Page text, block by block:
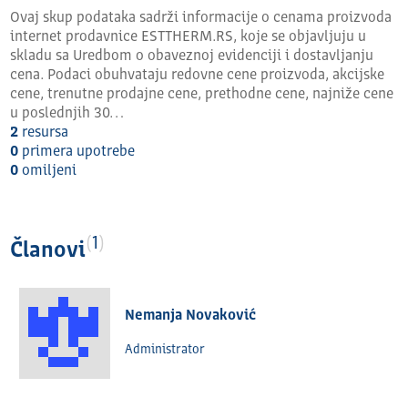
Objavljeni podaci namenjeni su automatskoj obradi,
preuzimanju, proveri i poređenju cena, u skladu sa
propisima Republike Srbije koji uređuju objavljivanje
cenovnika, elektronsku trgovinu i zaštitu potrošača.
Zvanična internet stranica organizacije:
https://www.lupus.rs
Kontakt email:
Ovaj skup podataka sadrži informacije o cenama proizvoda
internet prodavnice ESTTHERM.RS, koje se objavljuju u
skladu sa Uredbom o obaveznoj evidenciji i dostavljanju
cena. Podaci obuhvataju redovne cene proizvoda, akcijske
cene, trenutne prodajne cene, prethodne cene, najniže cene
u poslednjih 30…
2 resursa
0 primera upotrebe
0 omilјeni
Članovi 1
Nemanja Novaković
Administrator